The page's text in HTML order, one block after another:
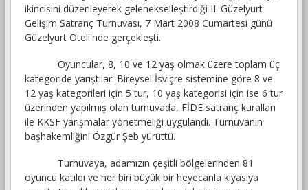
ikincisini düzenleyerek gelenekselleştirdiği II. Güzelyurt
Gelişim Satranç Turnuvası, 7 Mart 2008 Cumartesi günü
Güzelyurt Oteli'nde gerçekleşti.
Oyuncular, 8, 10 ve 12 yaş olmak üzere toplam üç
kategoride yarıştılar. Bireysel İsviçre sistemine göre 8 ve
12 yaş kategorileri için 5 tur, 10 yaş kategorisi için ise 6 tur
üzerinden yapılmış olan turnuvada, FİDE satranç kuralları
ile KKSF yarışmalar yönetmeliği uygulandı. Turnuvanın
başhakemliğini Özgür Şeb yürüttü.
Turnuvaya, adamızın çeşitli bölgelerinden 81
oyuncu katıldı ve her biri büyük bir heyecanla kıyasıya